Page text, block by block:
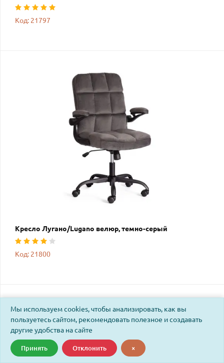
Код: 21797
Кресло Лугано/Lugano велюр, темно-серый
Код: 21800
Мы используем cookies, чтобы анализировать, как вы
пользуетесь сайтом, рекомендовать полезное и создавать
другие удобства на сайте
Принять Отклонить ×